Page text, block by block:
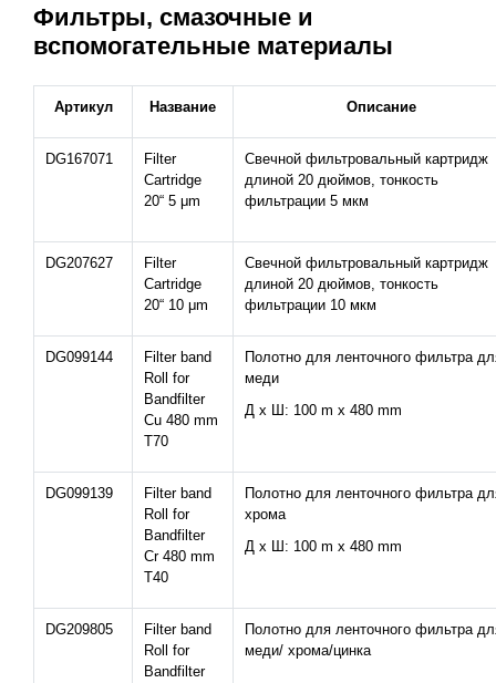
Фильтры, смазочные и
вспомогательные материалы
Артикул Название Описание
DG167071
Filter
Cartridge
20“ 5 μm
Свечной фильтровальный картридж
длиной 20 дюймов, тонкость
фильтрации 5 мкм
DG207627
Filter
Cartridge
20“ 10 μm
Свечной фильтровальный картридж
длиной 20 дюймов, тонкость
фильтрации 10 мкм
DG099144
Filter band
Roll for
Bandfilter
Cu 480 mm
T70
Полотно для ленточного фильтра
меди
Д x Ш: 100 m x 480 mm
DG099139
Filter band
Roll for
Bandfilter
Cr 480 mm
T40
Полотно для ленточного фильтра
хрома
Д x Ш: 100 m x 480 mm
DG209805
Filter band
Roll for
Bandfilter
Полотно для ленточного фильтра
меди/ хрома/цинка